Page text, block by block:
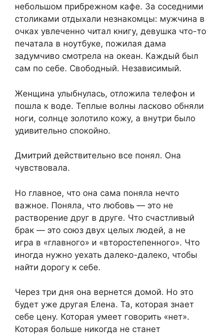
небольшом прибрежном кафе. За соседними
столиками отдыхали незнакомцы: мужчина в
очках увлеченно читал книгу, девушка что-то
печатала в ноутбуке, пожилая дама
задумчиво смотрела на океан. Каждый был
сам по себе. Свободный. Независимый.
Женщина улыбнулась, отложила телефон и
пошла к воде. Теплые волны ласково обняли
ноги, солнце золотило кожу, а внутри было
удивительно спокойно.
Дмитрий действительно все понял. Она
чувствовала.
Но главное, что она сама поняла нечто
важное. Поняла, что любовь — это не
растворение друг в друге. Что счастливый
брак — это союз двух целых людей, а не
игра в «главного» и «второстепенного». Что
иногда нужно уехать далеко-далеко, чтобы
найти дорогу к себе.
Через три дня она вернется домой. Но это
будет уже другая Елена. Та, которая знает
себе цену. Которая умеет говорить «нет».
Которая больше никогда не станет